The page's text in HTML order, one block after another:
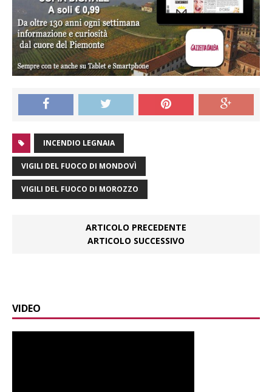
INCENDIO LEGNAIA
VIGILI DEL FUOCO DI MONDOVÌ
VIGILI DEL FUOCO DI MOROZZO
ARTICOLO PRECEDENTE
ARTICOLO SUCCESSIVO
VIDEO